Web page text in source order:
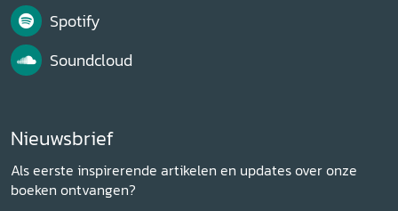
Spotify
Soundcloud
Nieuwsbrief
Als eerste inspirerende artikelen en updates over onze
boeken ontvangen?